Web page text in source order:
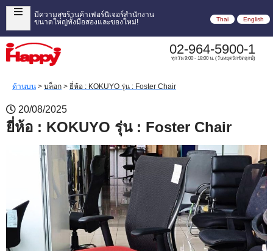
มีความสุขร้านค้าเฟอร์นิเจอร์สำนักงาน
ขนาดใหญ่ทั้งมือสองและของใหม่!
Thai English
02-964-5900-1
ทุกวัน 9:00 - 18:00 น. (วันหยุดนักขัตฤกษ์)
ด้านบน > บล็อก > ยี่ห้อ : KOKUYO รุ่น : Foster Chair
20/08/2025
ยี่ห้อ : KOKUYO รุ่น : Foster Chair